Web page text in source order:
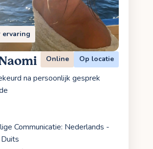
ervaring
Online Op locatie
na persoonlijk gesprek
Communicatie: Nederlands -